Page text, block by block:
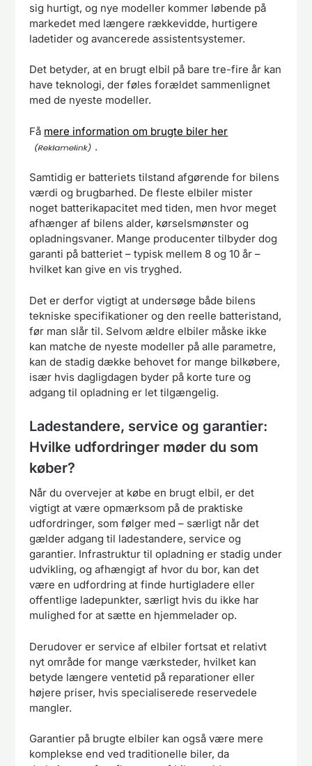
sig hurtigt, og nye modeller kommer løbende på
markedet med længere rækkevidde, hurtigere
ladetider og avancerede assistentsystemer.
Det betyder, at en brugt elbil på bare tre-fire år kan
have teknologi, der føles forældet sammenlignet
med de nyeste modeller.
Få mere information om brugte biler her
.
Samtidig er batteriets tilstand afgørende for bilens
værdi og brugbarhed. De fleste elbiler mister
noget batterikapacitet med tiden, men hvor meget
afhænger af bilens alder, kørselsmønster og
opladningsvaner. Mange producenter tilbyder dog
garanti på batteriet – typisk mellem 8 og 10 år –
hvilket kan give en vis tryghed.
Det er derfor vigtigt at undersøge både bilens
tekniske specifikationer og den reelle batteristand,
før man slår til. Selvom ældre elbiler måske ikke
kan matche de nyeste modeller på alle parametre,
kan de stadig dække behovet for mange bilkøbere,
især hvis dagligdagen byder på korte ture og
adgang til opladning er let tilgængelig.
Ladestandere, service og garantier:
Hvilke udfordringer møder du som
køber?
Når du overvejer at købe en brugt elbil, er det
vigtigt at være opmærksom på de praktiske
udfordringer, som følger med – særligt når det
gælder adgang til ladestandere, service og
garantier. Infrastruktur til opladning er stadig under
udvikling, og afhængigt af hvor du bor, kan det
være en udfordring at finde hurtigladere eller
offentlige ladepunkter, særligt hvis du ikke har
mulighed for at sætte en hjemmelader op.
Derudover er service af elbiler fortsat et relativt
nyt område for mange værksteder, hvilket kan
betyde længere ventetid på reparationer eller
højere priser, hvis specialiserede reservedele
mangler.
Garantier på brugte elbiler kan også være mere
komplekse end ved traditionelle biler, da